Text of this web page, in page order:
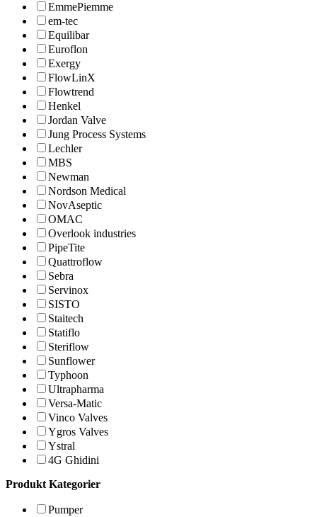
EmmePiemme
em-tec
Equilibar
Euroflon
Exergy
FlowLinX
Flowtrend
Henkel
Jordan Valve
Jung Process Systems
Lechler
MBS
Newman
Nordson Medical
NovAseptic
OMAC
Overlook industries
PipeTite
Quattroflow
Sebra
Servinox
SISTO
Staitech
Statiflo
Steriflow
Sunflower
Typhoon
Ultrapharma
Versa-Matic
Vinco Valves
Ygros Valves
Ystral
4G Ghidini
Produkt Kategorier
Pumper